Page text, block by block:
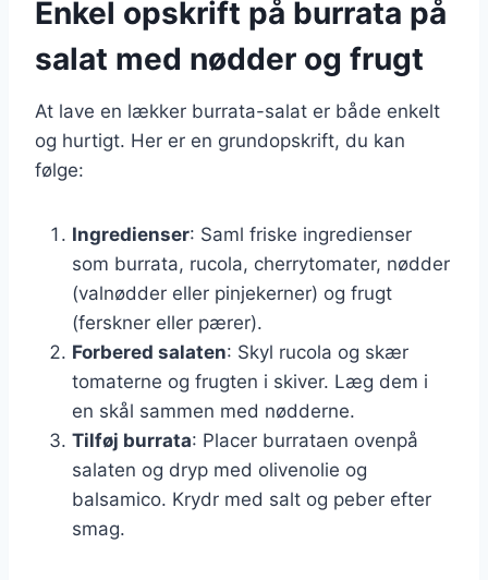
Enkel opskrift på burrata på
salat med nødder og frugt
At lave en lækker burrata-salat er både enkelt
og hurtigt. Her er en grundopskrift, du kan
følge:
Ingredienser: Saml friske ingredienser
som burrata, rucola, cherrytomater, nødder
(valnødder eller pinjekerner) og frugt
(ferskner eller pærer).
Forbered salaten: Skyl rucola og skær
tomaterne og frugten i skiver. Læg dem i
en skål sammen med nødderne.
Tilføj burrata: Placer burrataen ovenpå
salaten og dryp med olivenolie og
balsamico. Krydr med salt og peber efter
smag.